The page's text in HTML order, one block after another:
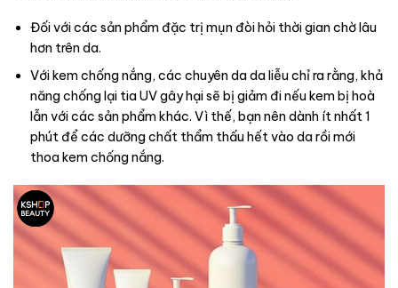
Đối với các sản phẩm đặc trị mụn đòi hỏi thời gian chờ lâu
hơn trên da.
Với kem chống nắng, các chuyên da da liễu chỉ ra rằng, khả
năng chống lại tia UV gây hại sẽ bị giảm đi nếu kem bị hoà
lẫn với các sản phẩm khác. Vì thế, bạn nên dành ít nhất 1
phút để các dưỡng chất thẩm thấu hết vào da rồi mới
thoa kem chống nắng.